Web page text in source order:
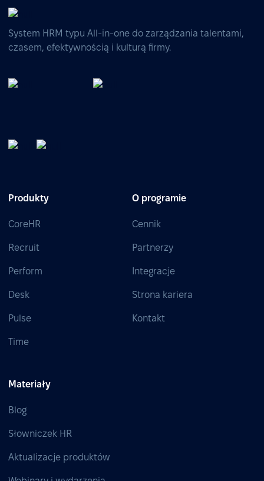
System HRM typu All-in-one do zarządzania talentami,
czasem, efektywnością i kulturą firmy.
Produkty
CoreHR
Recruit
Perform
Desk
Pulse
Time
O programie
Cennik
Partnerzy
Integracje
Strona kariera
Kontakt
Materiały
Blog
Słowniczek HR
Aktualizacje produktów